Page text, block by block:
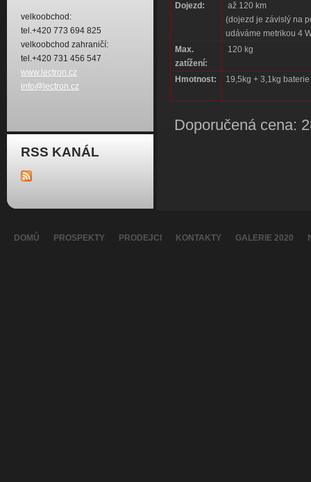
velkoobchod:
tel.+420 773 694 825
velkoobchod zahraničí:
tel.+420 731 456 547
www.lectron.cz
info@lectron.cz
RSS KANÁL
Dojezd:
až 120 km
(dojezd je závislý na
udáváme metrikou 4
Max.
zatížení:
120 kg
Hmotnost: 19,5kg + 3,1kg baterie
Doporučená cena:
DOMŮ PROSPEKTY PRODEJCI KONTAKTY GALERIE 2020